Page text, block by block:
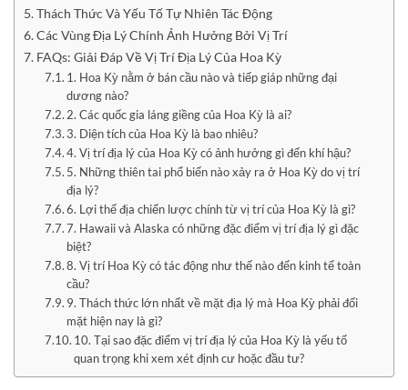
Thách Thức Và Yếu Tố Tự Nhiên Tác Động
Các Vùng Địa Lý Chính Ảnh Hưởng Bởi Vị Trí
FAQs: Giải Đáp Về Vị Trí Địa Lý Của Hoa Kỳ
1. Hoa Kỳ nằm ở bán cầu nào và tiếp giáp những đại
dương nào?
2. Các quốc gia láng giềng của Hoa Kỳ là ai?
3. Diện tích của Hoa Kỳ là bao nhiêu?
4. Vị trí địa lý của Hoa Kỳ có ảnh hưởng gì đến khí hậu?
5. Những thiên tai phổ biến nào xảy ra ở Hoa Kỳ do vị trí
địa lý?
6. Lợi thế địa chiến lược chính từ vị trí của Hoa Kỳ là gì?
7. Hawaii và Alaska có những đặc điểm vị trí địa lý gì đặc
biệt?
8. Vị trí Hoa Kỳ có tác động như thế nào đến kinh tế toàn
cầu?
9. Thách thức lớn nhất về mặt địa lý mà Hoa Kỳ phải đối
mặt hiện nay là gì?
10. Tại sao đặc điểm vị trí địa lý của Hoa Kỳ là yếu tố
quan trọng khi xem xét định cư hoặc đầu tư?